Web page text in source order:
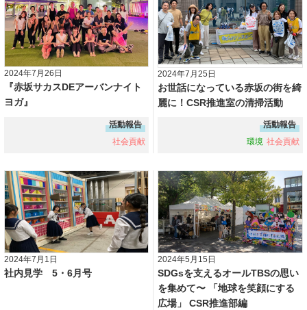
2024年7月26日
『赤坂サカスDEアーバンナイト
ヨガ』
活動報告
社会貢献
2024年7月25日
お世話になっている赤坂の街を綺
麗に！CSR推進室の清掃活動
活動報告
環境 社会貢献
2024年7月1日
社内見学 5・6月号
2024年5月15日
SDGsを支えるオールTBSの思い
を集めて〜 「地球を笑顔にする
広場」 CSR推進部編